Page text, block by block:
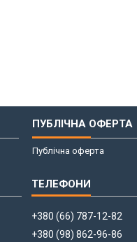
ПУБЛІЧНА ОФЕРТА
Публічна оферта
+380 (66) 787-12-82
+380 (98) 862-96-86